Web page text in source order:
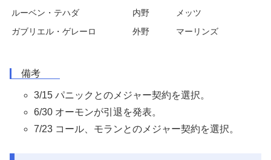
ルーベン・テハダ
内野
メッツ
ガブリエル・ゲレーロ
外野 マーリンズ
備考
3/15 パニックとのメジャー契約を選択。
6/30 オーモンが引退を発表。
7/23 コール、モランとのメジャー契約を選択。